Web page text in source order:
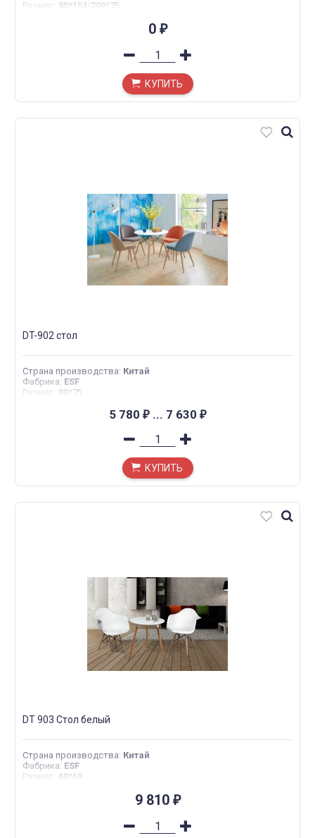
Размер : 80*154/209*75
0 ₽
КУПИТЬ
DT-902 стол
Страна производства: Китай
Фабрика: ESF
Размер : 80*75
5 780 ₽... 7 630 ₽
КУПИТЬ
DT 903 Стол белый
Страна производства: Китай
Фабрика: ESF
Размер : 60*69
9 810 ₽